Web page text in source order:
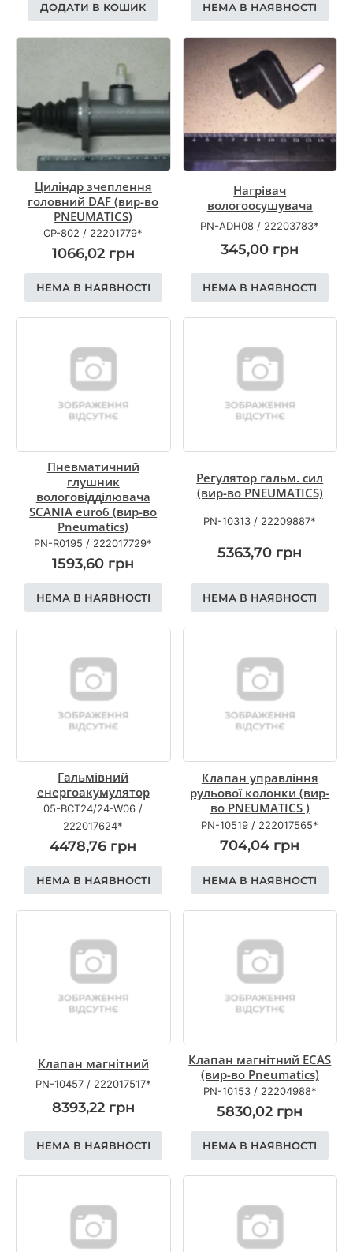
ДОДАТИ В КОШИК НЕМА В НАЯВНОСТІ
Циліндр зчеплення
головний DAF (вир-во
PNEUMATICS)
CP-802 / 22201779*
1066,02 грн
НЕМА В НАЯВНОСТІ
Нагрівач
вологоосушувача
PN-ADH08 / 22203783*
345,00 грн
НЕМА В НАЯВНОСТІ
Пневматичний
глушник
вологовідділювача
SCANIA euro6 (вир-во
Pneumatics)
PN-R0195 / 222017729*
1593,60 грн
НЕМА В НАЯВНОСТІ
Регулятор гальм. сил
(вир-во PNEUMATICS)
PN-10313 / 22209887*
5363,70 грн
НЕМА В НАЯВНОСТІ
Гальмiвний
енергоакумулятор
05-BCT24/24-W06 /
222017624*
4478,76 грн
НЕМА В НАЯВНОСТІ
Клапан управління
рульової колонки (вир-
во PNEUMATICS )
PN-10519 / 222017565*
704,04 грн
НЕМА В НАЯВНОСТІ
Клапан магнітний
PN-10457/ 222017517*
8393,22 грн
НЕМА В НАЯВНОСТІ
Клапан магнітний ECAS
(вир-во Pneumatics)
PN-10153/ 22204988*
5830,02 грн
НЕМА В НАЯВНОСТІ